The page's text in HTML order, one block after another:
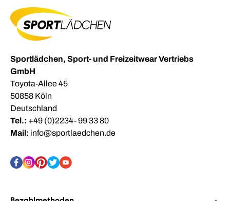
Sportlädchen, Sport- und Freizeitwear Vertriebs
GmbH
Toyota-Allee 45
50858 Köln
Deutschland
Tel.: +49 (0)2234- 99 33 80
Mail: info@sportlaedchen.de